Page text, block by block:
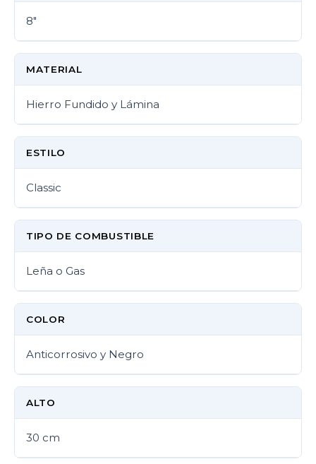
8"
MATERIAL
Hierro Fundido y Lámina
ESTILO
Classic
TIPO DE COMBUSTIBLE
Leña o Gas
COLOR
Anticorrosivo y Negro
ALTO
30 cm